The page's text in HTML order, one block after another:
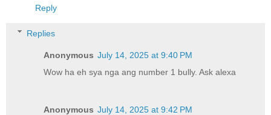
Reply
Replies
Anonymous July 14, 2025 at 9:40 PM
Wow ha eh sya nga ang number 1 bully. Ask alexa
Anonymous July 14, 2025 at 9:42 PM